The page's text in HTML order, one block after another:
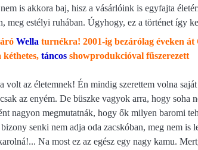
is akkora baj, hisz a vásárlóink is egyfajta
meg estélyi ruhában. Úgyhogy, ez a történet így
Wella turnékra! 2001-ig bezárólag éveken át
kéthetes, táncos showprodukcióval fűszerezett
volt az életemnek! Én mindig szerettem volna
az enyém. De büszke vagyok arra, hogy soha
nagyon megmutatnák, hogy ők milyen baromi
senki nem adja oda zacskóban, meg nem is
Na most ez az egész egy nagy kamu.